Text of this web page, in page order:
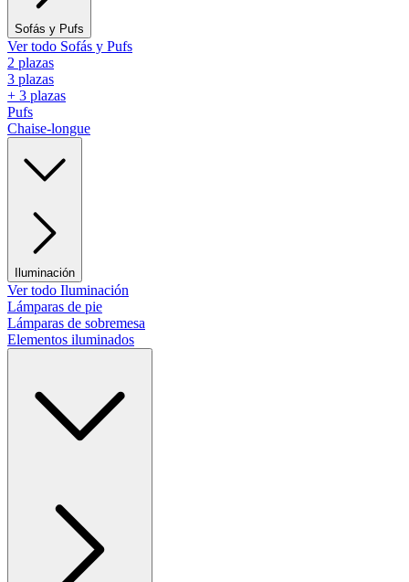
Sofás y Pufs
Ver todo Sofás y Pufs
2 plazas
3 plazas
+ 3 plazas
Pufs
Chaise-longue
Iluminación
Ver todo Iluminación
Lámparas de pie
Lámparas de sobremesa
Elementos iluminados